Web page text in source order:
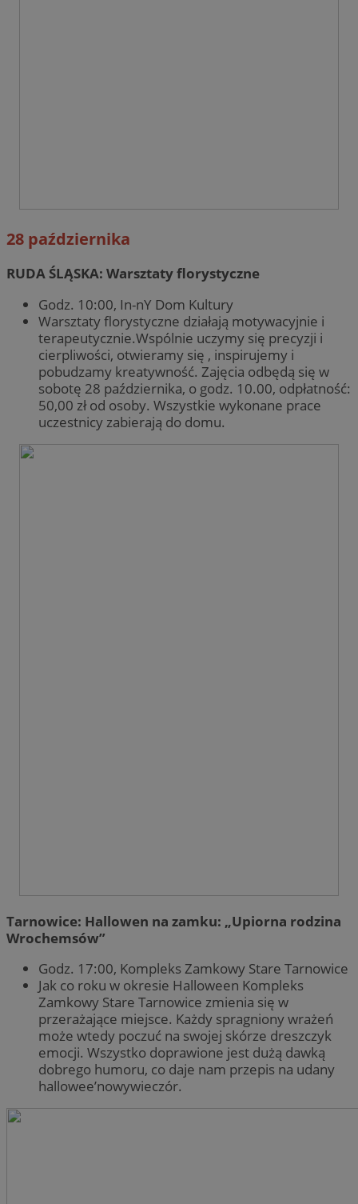
28 października
RUDA ŚLĄSKA: Warsztaty florystyczne
Godz. 10:00, In-nY Dom Kultury
Warsztaty florystyczne działają motywacyjnie i
terapeutycznie.Wspólnie uczymy się precyzji i
cierpliwości, otwieramy się , inspirujemy i
pobudzamy kreatywność. Zajęcia odbędą się w
sobotę 28 października, o godz. 10.00, odpłatność:
50,00 zł od osoby. Wszystkie wykonane prace
uczestnicy zabierają do domu.
Tarnowice: Hallowen na zamku: „Upiorna rodzina
Wrochemsów”
Godz. 17:00, Kompleks Zamkowy Stare Tarnowice
Jak co roku w okresie Halloween Kompleks
Zamkowy Stare Tarnowice zmienia się w
przerażające miejsce. Każdy spragniony wrażeń
może wtedy poczuć na swojej skórze dreszczyk
emocji. Wszystko doprawione jest dużą dawką
dobrego humoru, co daje nam przepis na udany
hallowee’nowywieczór.